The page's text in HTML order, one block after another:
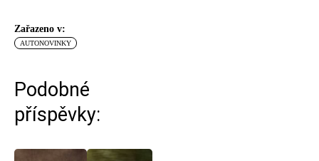
Zařazeno v:
AUTONOVINKY
Podobné
příspěvky: